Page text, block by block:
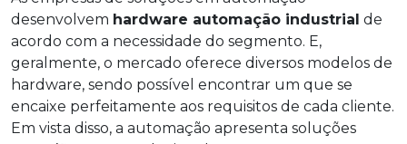
desenvolvem hardware automação industrial de
acordo com a necessidade do segmento. E,
geralmente, o mercado oferece diversos modelos de
hardware, sendo possível encontrar um que se
encaixe perfeitamente aos requisitos de cada cliente.
Em vista disso, a automação apresenta soluções